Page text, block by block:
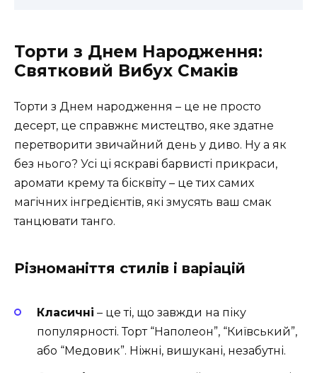
Торти з Днем Народження:
Святковий Вибух Смаків
Торти з Днем народження – це не просто
десерт, це справжнє мистецтво, яке здатне
перетворити звичайний день у диво. Ну а як
без нього? Усі ці яскраві барвисті прикраси,
аромати крему та бісквіту – це тих самих
магічних інгредієнтів, які змусять ваш смак
танцювати танго.
Різноманіття стилів і варіацій
Класичні – це ті, що завжди на піку
популярності. Торт “Наполеон”, “Київський”,
або “Медовик”. Ніжні, вишукані, незабутні.